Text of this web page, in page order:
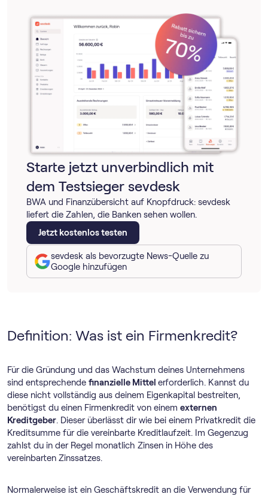
Starte jetzt unverbindlich mit
dem Testsieger sevdesk
BWA und Finanzübersicht auf Knopfdruck: sevdesk
liefert die Zahlen, die Banken sehen wollen.
Jetzt kostenlos testen
sevdesk als bevorzugte News-Quelle zu
Google hinzufügen
Definition: Was ist ein Firmenkredit?
Für die Gründung und das Wachstum deines Unternehmens
sind entsprechende finanzielle Mittel erforderlich. Kannst du
diese nicht vollständig aus deinem Eigenkapital bestreiten,
benötigst du einen Firmenkredit von einem externen
Kreditgeber. Dieser überlässt dir wie bei einem Privatkredit die
Kreditsumme für die vereinbarte Kreditlaufzeit. Im Gegenzug
zahlst du in der Regel monatlich Zinsen in Höhe des
vereinbarten Zinssatzes.
Normalerweise ist ein Geschäftskredit an die Verwendung für